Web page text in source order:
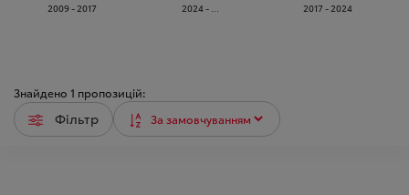
2009 - 2017 2024 - ... 2017 - 2024
Знайдено 1 пропозицій:
Фільтр